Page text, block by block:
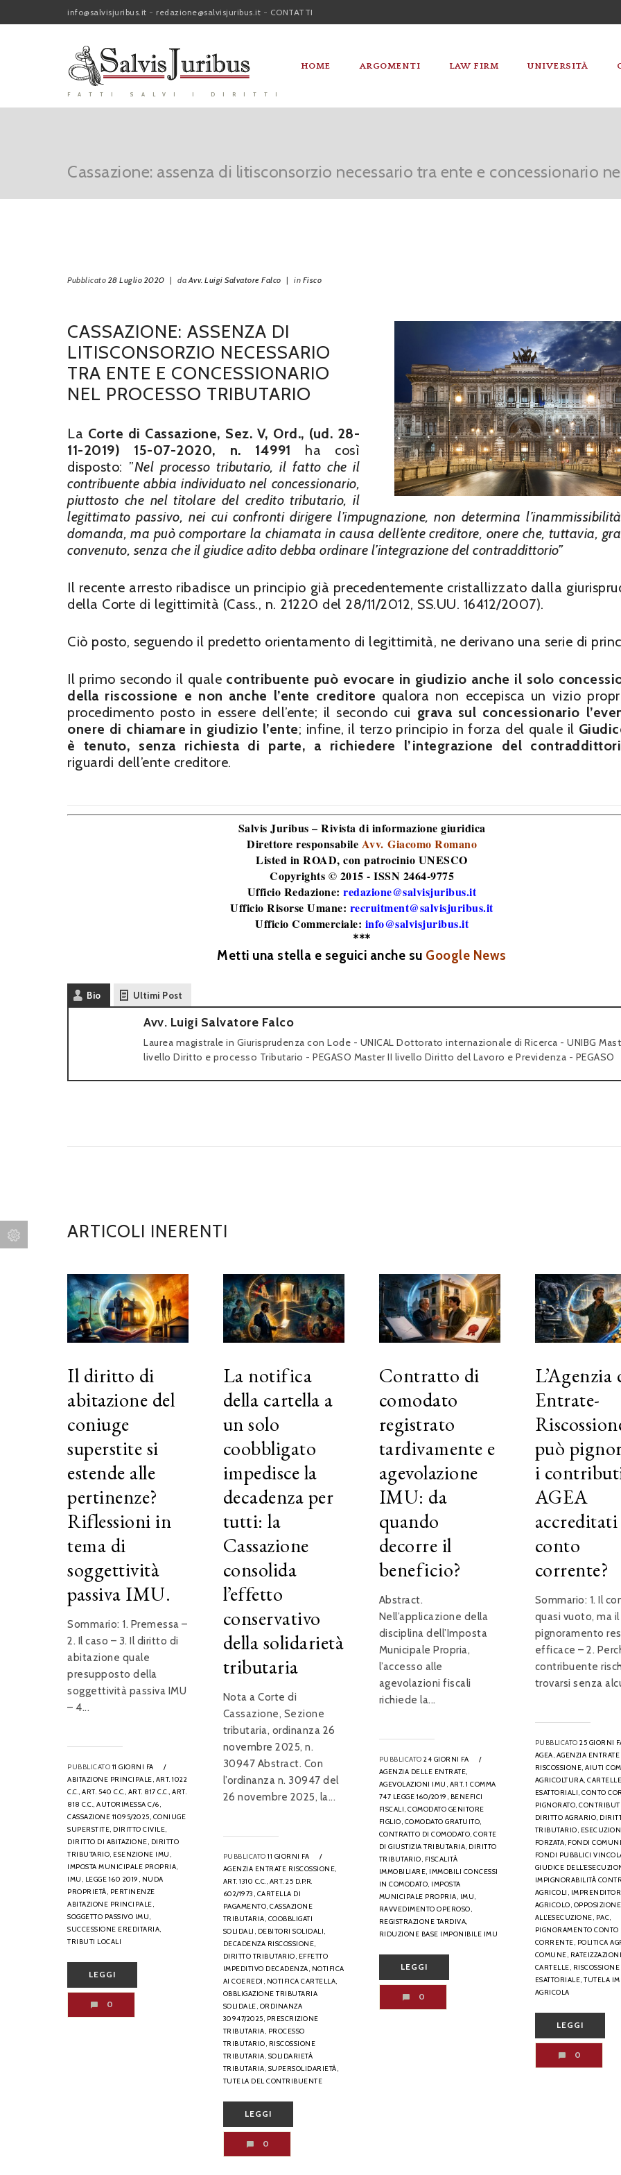
info@salvisjuribus.it - redazione@salvisjuribus.it - CONTATTI
FATTI SALVI I DIRITTI
HOME ARGOMENTI LAW FIRM UNIVERSITÀ
Cassazione: assenza di litisconsorzio necessario tra ente e concessionario
Pubblicato 28 Luglio 2020 | daAvv. Luigi Salvatore Falco | in Fisco
CASSAZIONE: ASSENZA DI
LITISCONSORZIO NECESSARIO
TRA ENTE E CONCESSIONARIO
NEL PROCESSO TRIBUTARIO
La Corte di Cassazione, Sez. V, Ord., (ud. 28-
11-2019) 15-07-2020, n. 14991 ha così
disposto: ”Nel processo tributario, il fatto che il
contribuente abbia individuato nel concessionario,
piuttosto che nel titolare del credito tributario, il
legittimato passivo, nei cui confronti dirigere l’impugnazione, non determina
domanda, ma può comportare la chiamata in causa dell’ente creditore, onere che, tuttavia,
convenuto, senza che il giudice adito debba ordinare l’integrazione del contraddittorio”
Il recente arresto ribadisce un principio già precedentemente cristallizzato dalla
della Corte di legittimità (Cass., n. 21220 del 28/11/2012, SS.UU. 16412/2007).
Ciò posto, seguendo il predetto orientamento di legittimità, ne derivano una serie di
Il primo secondo il quale contribuente può evocare in giudizio anche il solo
della riscossione e non anche l’ente creditore qualora non eccepisca un vizio
procedimento posto in essere dell’ente; il secondo cui grava sul concessionario
onere di chiamare in giudizio l’ente; infine, il terzo principio in forza del quale il
è tenuto, senza richiesta di parte, a richiedere l’integrazione del
riguardi dell’ente creditore.
Salvis Juribus – Rivista di informazione giuridica
Direttore responsabile Avv. Giacomo Romano
Listed in ROAD, con patrocinio UNESCO
Copyrights © 2015 - ISSN 2464-9775
Ufficio Redazione: redazione@salvisjuribus.it
Ufficio Risorse Umane: recruitment@salvisjuribus.it
Ufficio Commerciale: info@salvisjuribus.it
***
Metti una stella e seguici anche su Google News
Bio Ultimi Post
Avv. Luigi Salvatore Falco
Laurea magistrale in Giurisprudenza con Lode - UNICAL Dottorato internazionale di Ricerca - UNIBG
livello Diritto e processo Tributario - PEGASO Master II livello Diritto del Lavoro e Previdenza - PEGASO
ARTICOLI INERENTI
Il diritto di
abitazione del
coniuge
superstite si
estende alle
pertinenze?
Riflessioni in
tema di
soggettività
passiva IMU.
Sommario: 1. Premessa –
2. Il caso – 3. Il diritto di
abitazione quale
presupposto della
soggettività passiva IMU
– 4...
PUBBLICATO 11 GIORNI FA
/
ABITAZIONE PRINCIPALE, ART. 1022
C.C., ART. 540 C.C., ART. 817 C.C., ART.
818 C.C., AUTORIMESSA C/6,
CASSAZIONE 11095/2025, CONIUGE
SUPERSTITE, DIRITTO CIVILE,
DIRITTO DI ABITAZIONE, DIRITTO
TRIBUTARIO, ESENZIONE IMU,
IMPOSTA MUNICIPALE PROPRIA,
IMU, LEGGE 160 2019, NUDA
PROPRIETÀ, PERTINENZE
ABITAZIONE PRINCIPALE,
SOGGETTO PASSIVO IMU,
SUCCESSIONE EREDITARIA,
TRIBUTI LOCALI
LEGGI
0
La notifica
della cartella a
un solo
coobbligato
impedisce la
decadenza per
tutti: la
Cassazione
consolida
l’effetto
conservativo
della solidarietà
tributaria
Nota a Corte di
Cassazione, Sezione
tributaria, ordinanza 26
novembre 2025, n.
30947 Abstract. Con
l’ordinanza n. 30947 del
26 novembre 2025, la...
PUBBLICATO11 GIORNI FA
/
AGENZIA ENTRATE RISCOSSIONE,
ART. 1310 C.C., ART. 25 D.P.R.
602/1973, CARTELLA DI
PAGAMENTO, CASSAZIONE
TRIBUTARIA, COOBBLIGATI
SOLIDALI, DEBITORI SOLIDALI,
DECADENZA RISCOSSIONE,
DIRITTO TRIBUTARIO, EFFETTO
IMPEDITIVO DECADENZA, NOTIFICA
AI COEREDI, NOTIFICA CARTELLA,
OBBLIGAZIONE TRIBUTARIA
SOLIDALE, ORDINANZA
30947/2025, PRESCRIZIONE
TRIBUTARIA, PROCESSO
TRIBUTARIO, RISCOSSIONE
TRIBUTARIA, SOLIDARIETÀ
TRIBUTARIA, SUPERSOLIDARIETÀ,
TUTELA DEL CONTRIBUENTE
LEGGI
0
Contratto di
comodato
registrato
tardivamente e
agevolazione
IMU: da
quando
decorre il
beneficio?
Abstract.
Nell’applicazione della
disciplina dell’Imposta
Municipale Propria,
l’accesso alle
agevolazioni fiscali
richiede la...
PUBBLICATO24 GIORNI FA
/
AGENZIA DELLE ENTRATE,
AGEVOLAZIONI IMU, ART. 1 COMMA
747 LEGGE 160/2019, BENEFICI
FISCALI, COMODATO GENITORE
FIGLIO, COMODATO GRATUITO,
CONTRATTO DI COMODATO, CORTE
DI GIUSTIZIA TRIBUTARIA, DIRITTO
TRIBUTARIO, FISCALITÀ
IMMOBILIARE, IMMOBILI CONCESSI
IN COMODATO, IMPOSTA
MUNICIPALE PROPRIA, IMU,
RAVVEDIMENTO OPEROSO,
REGISTRAZIONE TARDIVA,
RIDUZIONE BASE IMPONIBILE IMU
LEGGI
0
L’Agenzia
Entrate-
può
i
AGEA
conto
corrente?
Sommario: 1. Il
quasi vuoto, ma il
pignoramento
efficace – 2.
contribuente
trovarsi senza
PUBBLICATO25 GIORNI
AGEA, AGENZIA ENTRATE
RISCOSSIONE, AIUTI
AGRICOLTURA,
ESATTORIALI, CONTO
PIGNORATO,
DIRITTO AGRARIO,
TRIBUTARIO,
FORZATA, FONDI
FONDI PUBBLICI
GIUDICE
IMPIGNORABILITÀ
AGRICOLI,
AGRICOLO, OPPOSIZIONE
ALL’ESECUZIONE, PAC,
PIGNORAMENTO CONTO
CORRENTE, POLITICA
COMUNE,
CARTELLE, RISCOSSIONE
ESATTORIALE, TUTELA
AGRICOLA
LEGGI
0